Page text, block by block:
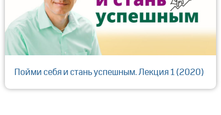
Пойми себя и стань успешным. Лекция 1 (2020)